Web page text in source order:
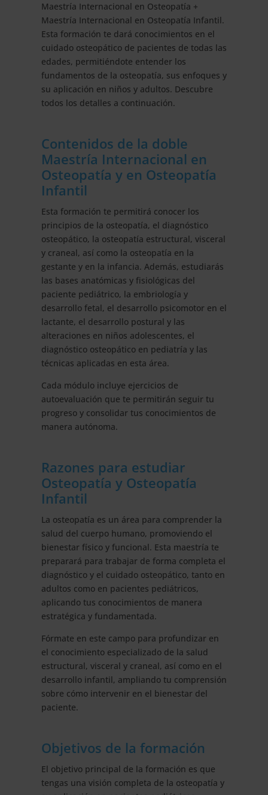
Maestría Internacional en Osteopatía +
Maestría Internacional en Osteopatía Infantil.
Esta formación te dará conocimientos en el
cuidado osteopático de pacientes de todas las
edades, permitiéndote entender los
fundamentos de la osteopatía, sus enfoques y
su aplicación en niños y adultos. Descubre
todos los detalles a continuación.
Contenidos de la doble
Maestría Internacional en
Osteopatía y en Osteopatía
Infantil
Esta formación te permitirá conocer los
principios de la osteopatía, el diagnóstico
osteopático, la osteopatía estructural, visceral
y craneal, así como la osteopatía en la
gestante y en la infancia. Además, estudiarás
las bases anatómicas y fisiológicas del
paciente pediátrico, la embriología y
desarrollo fetal, el desarrollo psicomotor en el
lactante, el desarrollo postural y las
alteraciones en niños adolescentes, el
diagnóstico osteopático en pediatría y las
técnicas aplicadas en esta área.
Cada módulo incluye ejercicios de
autoevaluación que te permitirán seguir tu
progreso y consolidar tus conocimientos de
manera autónoma.
Razones para estudiar
Osteopatía y Osteopatía
Infantil
La osteopatía es un área para comprender la
salud del cuerpo humano, promoviendo el
bienestar físico y funcional. Esta maestría te
preparará para trabajar de forma completa el
diagnóstico y el cuidado osteopático, tanto en
adultos como en pacientes pediátricos,
aplicando tus conocimientos de manera
estratégica y fundamentada.
Fórmate en este campo para profundizar en
el conocimiento especializado de la salud
estructural, visceral y craneal, así como en el
desarrollo infantil, ampliando tu comprensión
sobre cómo intervenir en el bienestar del
paciente.
Objetivos de la formación
El objetivo principal de la formación es que
tengas una visión completa de la osteopatía y